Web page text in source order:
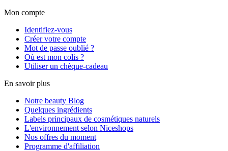
Mon compte
Identifiez-vous
Créer votre compte
Mot de passe oublié ?
Où est mon colis ?
Utiliser un chèque-cadeau
En savoir plus
Notre beauty Blog
Quelques ingrédients
Labels principaux de cosmétiques naturels
L'environnement selon Niceshops
Nos offres du moment
Programme d'affiliation